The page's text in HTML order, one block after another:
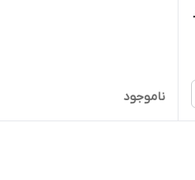
ناموجود